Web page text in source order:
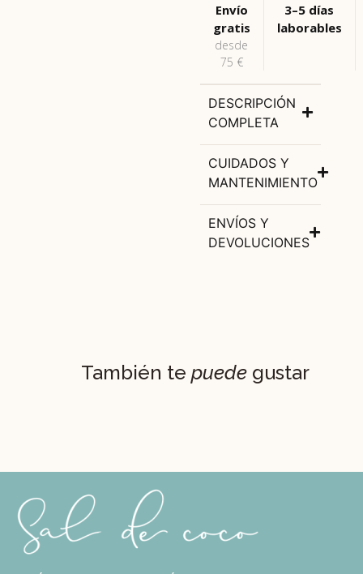
Envío
gratis
desde
75 €
3–5 días
laborables
DESCRIPCIÓN
COMPLETA
CUIDADOS Y
MANTENIMIENTO
ENVÍOS Y
DEVOLUCIONES
También te puede gustar